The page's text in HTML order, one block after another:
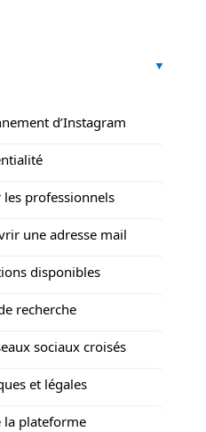
d’Instagram
professionnels
une adresse mail
disponibles
recherche
sociaux croisés
et légales
la plateforme